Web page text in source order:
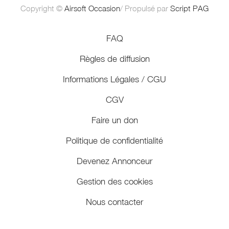
Copyright © Airsoft Occasion/ Propulsé par Script PAG
FAQ
Règles de diffusion
Informations Légales / CGU
CGV
Faire un don
Politique de confidentialité
Devenez Annonceur
Gestion des cookies
Nous contacter